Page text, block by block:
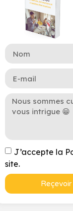
J’accepte la
site.